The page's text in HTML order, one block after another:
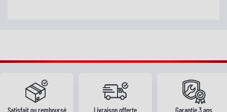
Satisfait ou remboursé Livraison offerte Garantie 3 ans